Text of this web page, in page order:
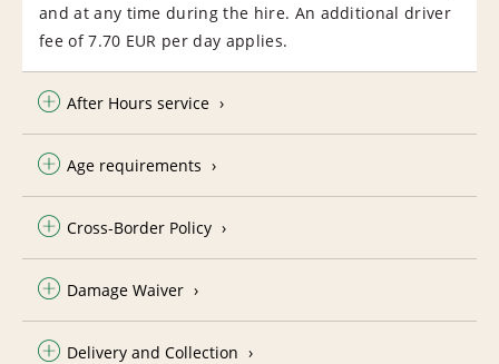
and at any time during the hire. An additional driver
fee of 7.70 EUR per day applies.
After Hours service
Age requirements
Cross-Border Policy
Damage Waiver
Delivery and Collection